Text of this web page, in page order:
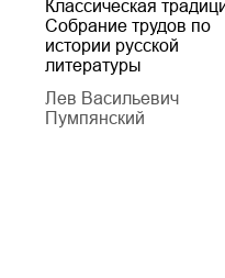
Классическая
Собрание трудов по
истории русской
литературы
Лев Васильевич
Пумпянский